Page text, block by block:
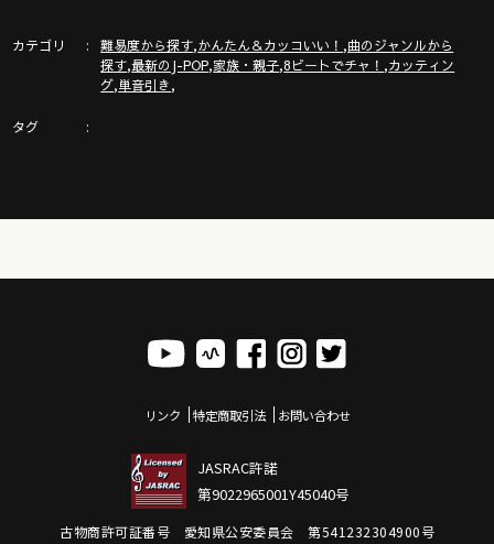
その③夢をかなえてドラえもん
https://youtu.be/jf3lbw_Ox5w
楽しんで行こー！
http://www.gazzlele.com/youtube
いい話？のブログ書いています！
ガズレレホームページ
http://www.gazzlele.com/
カテゴリ 難易度から探す,かんたん＆カッコいい！ ,曲のジャンルから
探す,最新のJ-POP,家族・親子,8ビートでチャ！ ,カッティン
グ,単音引き,
タグ
リンク 特定商取引法 お問い合わせ
JASRAC許諾
第9022965001Y45040号
古物商許可証番号 愛知県公安委員会 第541232304900号